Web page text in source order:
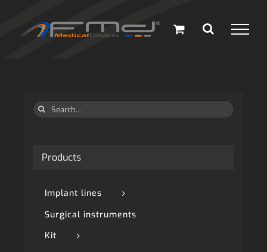
content
Search
for:
Products
Implant lines
Surgical instruments
Kit